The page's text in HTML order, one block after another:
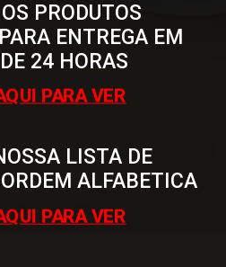
PRODUTOS
ENTREGA EM
24 HORAS
PARA VER
LISTA DE
ALFABETICA
PARA VER